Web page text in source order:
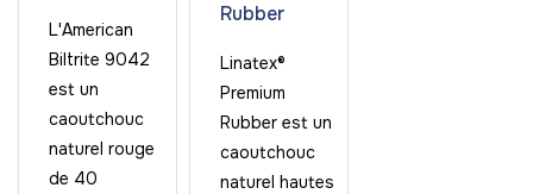
L'American
Biltrite 9042
est un
caoutchouc
naturel rouge
de 40
Rubber
Linatex®
Premium
Rubber est un
caoutchouc
naturel hautes